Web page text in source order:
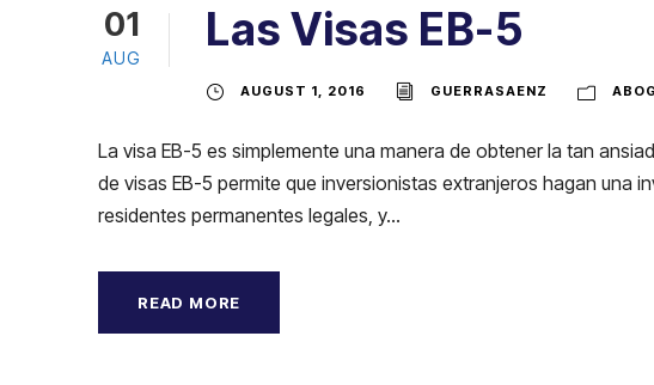
01
AUG
Las Visas EB-5
AUGUST 1, 2016 GUERRASAENZ
La visa EB-5 es simplemente una manera de obtener la tan
de visas EB-5 permite que inversionistas extranjeros hagan una
residentes permanentes legales, y...
READ MORE